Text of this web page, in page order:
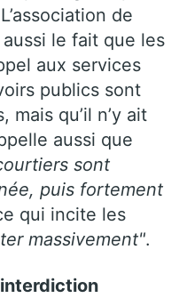
de
le fait que les
aux services
publics sont
mais qu’il n’y ait
aussi que
sont
puis fortement
qui incite les
massivement".